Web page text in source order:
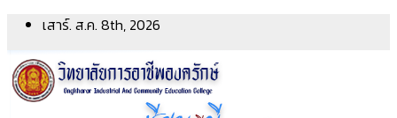
Skip
content
เสาร์. ส.ค. 8th, 2026